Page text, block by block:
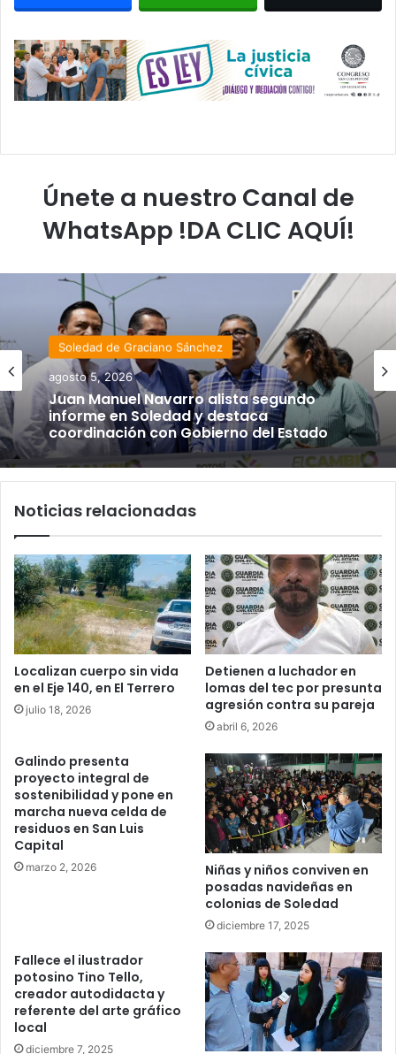
Únete a nuestro Canal de
WhatsApp !DA CLIC AQUÍ!
Soledad de Graciano Sánchez
agosto 5, 2026
Juan Manuel Navarro alista segundo
informe en Soledad y destaca
coordinación con Gobierno del Estado
Noticias relacionadas
Localizan cuerpo sin vida
en el Eje 140, en El Terrero
julio 18, 2026
Detienen a luchador en
lomas del tec por presunta
agresión contra su pareja
abril 6, 2026
Galindo presenta
proyecto integral de
sostenibilidad y pone en
marcha nueva celda de
residuos en San Luis
Capital
marzo 2, 2026
Niñas y niños conviven en
posadas navideñas en
colonias de Soledad
diciembre 17, 2025
Fallece el ilustrador
potosino Tino Tello,
creador autodidacta y
referente del arte gráfico
local
diciembre 7, 2025